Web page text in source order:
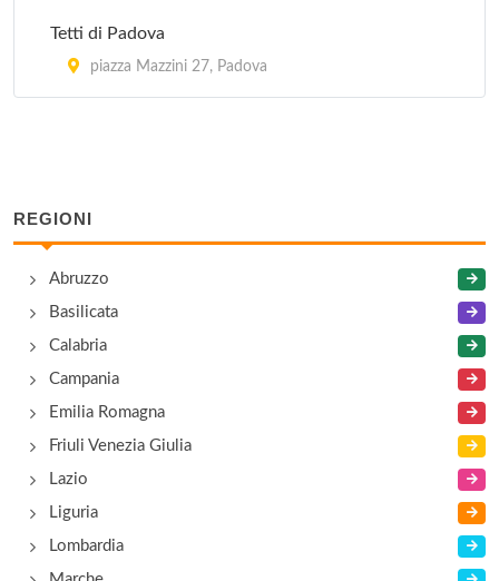
Tetti di Padova
piazza Mazzini 27, Padova
REGIONI
Abruzzo
Basilicata
Calabria
Campania
Emilia Romagna
Friuli Venezia Giulia
Lazio
Liguria
Lombardia